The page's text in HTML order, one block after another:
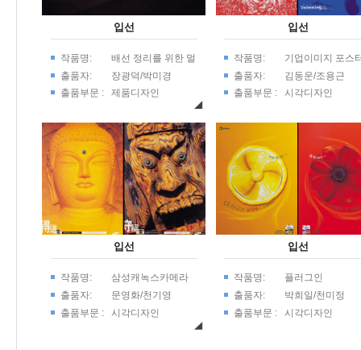
입선
작품명:
배선 정리를 위한 멀
티탭
출품자:
장광덕/박미경
출품부문 :
제품디자인
입선
작품명:
기업이미지 포스
출품자:
김동운/조용근
출품부문 :
시각디자인
입선
작품명:
삼성캐녹스카메라
포스터
출품자:
문영화/천기영
출품부문 :
시각디자인
입선
작품명:
플러그인
출품자:
박희일/천미정
출품부문 :
시각디자인